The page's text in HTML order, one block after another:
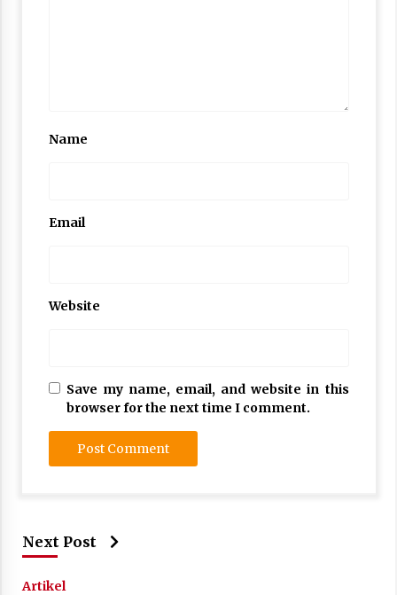
Name
Email
Website
Save my name, email, and website in this
browser for the next time I comment.
Next Post
Artikel